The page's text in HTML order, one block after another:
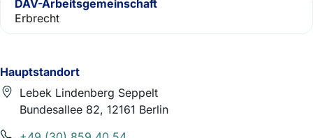
Hauptstandort
Lebek Lindenberg Seppelt
Bundesallee 82, 12161 Berlin
DAV-Arbeitsgemeinschaft
Erbrecht